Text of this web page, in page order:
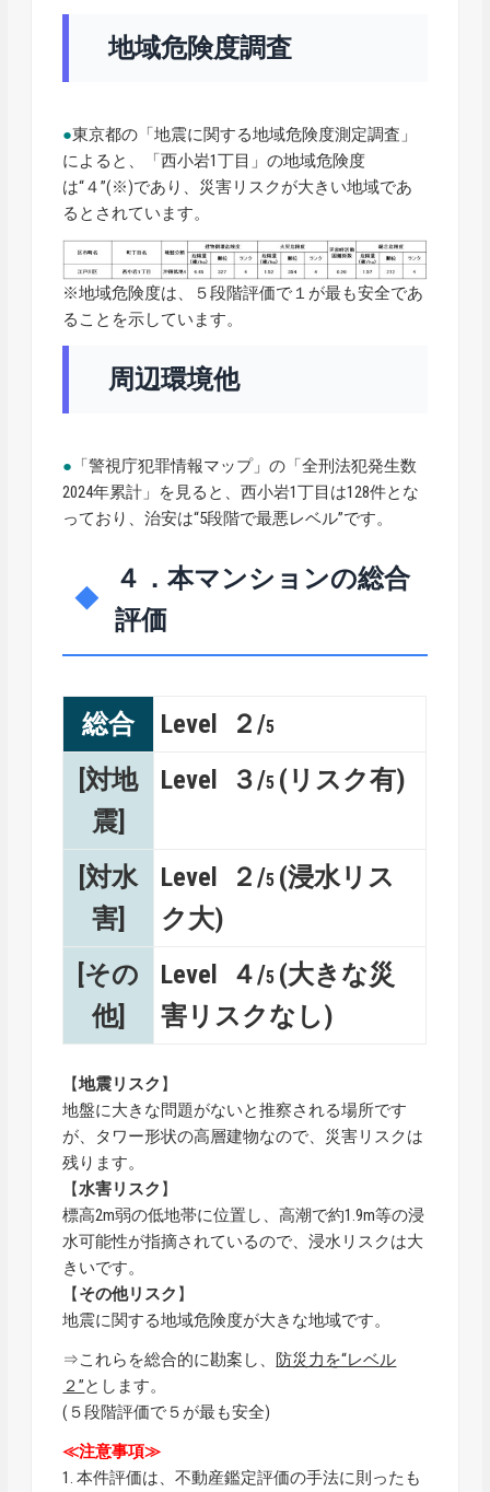
地域危険度調査
●東京都の「地震に関する地域危険度測定調査」
によると、「西小岩1丁目」の地域危険度
は“４”(※)であり、災害リスクが大きい地域であ
るとされています。
※地域危険度は、５段階評価で１が最も安全であ
ることを示しています。
周辺環境他
● 「警視庁犯罪情報マップ」の「全刑法犯発生数
2024年累計」を見ると、西小岩1丁目は128件とな
っており、治安は“5段階で最悪レベル”です。
４．本マンションの総合
評価
総合 Level ２/5
[対地
震]
Level ３/5 (リスク有)
[対水
害]
Level ２/5 (浸水リス
ク大)
[その
他]
Level ４/5 (大きな災
害リスクなし)
【地震リスク 】
地盤に大きな問題がないと推察される場所です
が、タワー形状の高層建物なので、災害リスクは
残ります。
【水害リスク 】
標高2m弱の低地帯に位置し、高潮で約1.9m等の浸
水可能性が指摘されているので、浸水リスクは大
きいです。
【その他リスク 】
地震に関する地域危険度が大きな地域です。
⇒これらを総合的に勘案し、 防災力を“レベル
２”とします。
(５段階評価で５が最も安全)
≪注意事項≫
1. 本件評価は、不動産鑑定評価の手法に則ったも